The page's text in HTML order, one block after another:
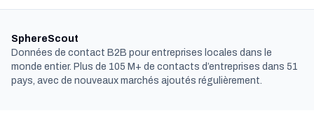
SphereScout
Données de contact B2B pour entreprises locales dans le
monde entier. Plus de 105 M+ de contacts d’entreprises dans 51
pays, avec de nouveaux marchés ajoutés régulièrement.